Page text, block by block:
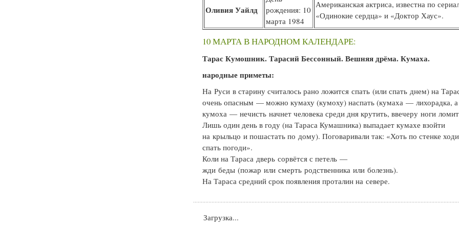
Оливия Уайлд
рождения: 10
марта 1984
Американская актриса, известна по
«Одинокие сердца» и «Доктор Хаус».
10 МАРТА В НАРОДНОМ КАЛЕНДАРЕ:
Тарас Кумошник. Тарасий Бессонный. Вешняя дрёма. Кумаха.
народные приметы:
На Руси в старину считалось рано ложится спать (или спать днем) на
очень опасным — можно кумаху (кумоху) наспать (кумаха — лихорадка, а
кумоха — нечисть начнет человека среди дня крутить, ввечеру ноги
Лишь один день в году (на Тараса Кумашника) выпадает кумахе взойти
на крыльцо и пошастать по дому). Поговаривали так: «Хоть по стенке
спать погоди».
Коли на Тараса дверь сорвётся с петель —
жди беды (пожар или смерть родственника или болезнь).
На Тараса средний срок появления проталин на севере.
Загрузка...